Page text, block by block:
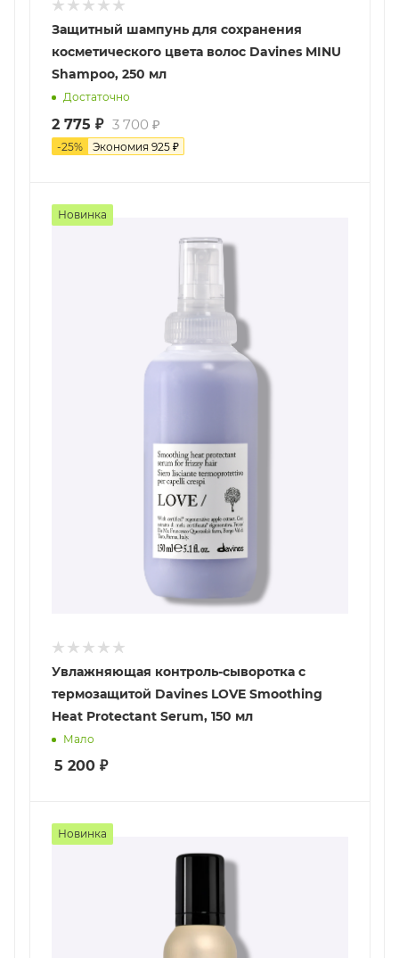
Защитный шампунь для сохранения
косметического цвета волос Davines MINU
Shampoo, 250 мл
Достаточно
2 775 ₽ 3 700 ₽
-25% Экономия 925 ₽
Новинка
Увлажняющая контроль-сыворотка с
термозащитой Davines LOVE Smoothing
Heat Protectant Serum, 150 мл
Мало
5 200 ₽
Новинка